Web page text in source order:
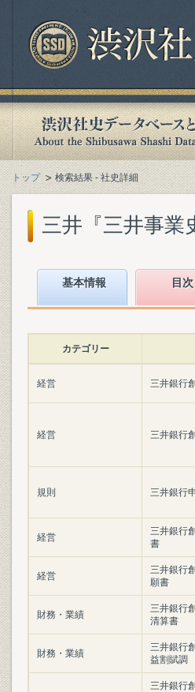
トップ 検索結果 - 社史詳細
三井『三井事業
基本情報 目次
カテゴリー
経営 三井銀行
経営 三井銀行
規則 三井銀行
経営
三井銀行
書
経営
三井銀行
願書
財務・業績
三井銀行
清算書
財務・業績
三井銀行
益割賦調
三井銀行